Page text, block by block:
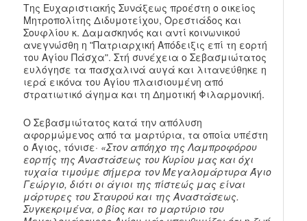
Της Ευχαριστιακής Συνάξεως προέστη ο οικείος
Μητροπολίτης Διδυμοτείχου, Ορεστιάδος και
Σουφλίου κ. Δαμασκηνός και αντί κοινωνικού
ανεγνώσθη η ʺΠατριαρχική Απόδειξις επί τη εορτή
του Αγίου Πάσχαʺ. Στή συνέχεια ο Σεβασμιώτατος
ευλόγησε τα πασχαλινά αυγά και λιτανεύθηκε η
ιερά εικόνα του Αγίου πλαισιουμένη από
στρατιωτικό άγημα και τη Δημοτική Φιλαρμονική.
Ο Σεβασμιώτατος κατά την απόλυση
αφορμώμενος από τα μαρτύρια, τα οποία υπέστη
ο Άγιος, τόνισε· «Στον απόηχο της Λαμπροφόρου
εορτής της Αναστάσεως του Κυρίου μας και όχι
τυχαία τιμούμε σήμερα τον Μεγαλομάρτυρα Άγιο
Γεώργιο, διότι οι άγιοι της πίστεώς μας είναι
μάρτυρες του Σταυρού και της Αναστάσεως.
Συγκεκριμένα, ο βίος και το μαρτύριο του